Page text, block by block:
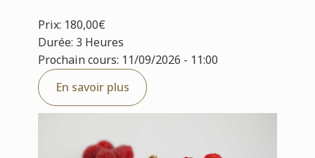
Prix: 180,00€
Durée: 3 Heures
Prochain cours: 11/09/2026 - 11:00
En savoir plus